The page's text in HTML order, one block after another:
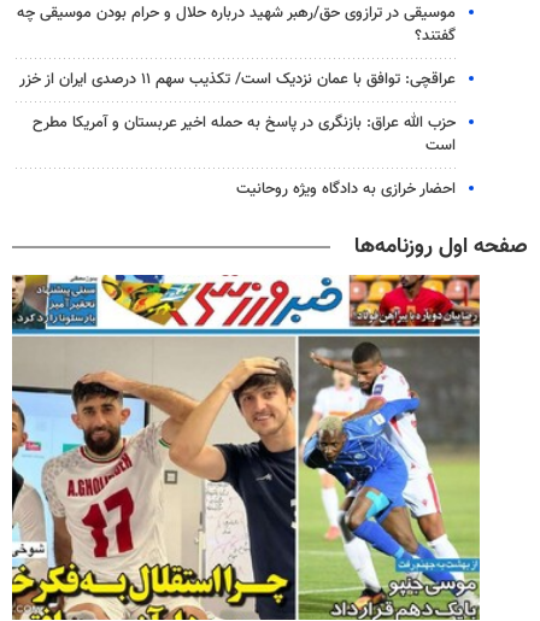
موسیقی در ترازوی حق/رهبر شهید درباره حلال و حرام بودن موسیقی چه
گفتند؟
عراقچی: توافق با عمان نزدیک است/ تکذیب سهم ۱۱ درصدی ایران از خزر
حزب الله عراق: بازنگری در پاسخ به حمله اخیر عربستان و آمریکا مطرح
است
احضار خرازی به دادگاه ویژه روحانیت
صفحه اول روزنامه‌ها